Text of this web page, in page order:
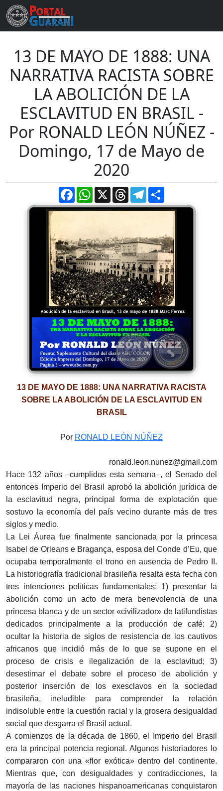
13 DE MAYO DE 1888: UNA
NARRATIVA RACISTA SOBRE
LA ABOLICIÓN DE LA
ESCLAVITUD EN BRASIL -
Por RONALD LEÓN NÚÑEZ -
Domingo, 17 de Mayo de
2020
FacebookWhatsApp
X ThreadsTelegram
13 DE MAYO DE 1888: UNA NARRATIVA RACISTA
SOBRE LA ABOLICIÓN DE LA ESCLAVITUD EN
BRASIL
Por RONALD LEÓN NÚÑEZ
ronald.leon.nunez@gmail.com
Hace 132 años –cumplidos esta semana–, el Senado del
entonces Imperio del Brasil aprobó la abolición jurídica de
la esclavitud negra, principal forma de explotación que
sostuvo la economía del país vecino durante más de tres
siglos y medio.
La Lei Áurea fue finalmente sancionada por la princesa
Isabel de Orleans e Bragança, esposa del Conde d’Eu, que
ocupaba temporalmente el trono en ausencia de Pedro II.
La historiografía tradicional brasileña resalta esta fecha con
tres intenciones políticas fundamentales: 1) presentar la
abolición como un acto de mera benevolencia de una
princesa blanca y de un sector «civilizador» de latifundistas
dedicados principalmente a la producción de café; 2)
ocultar la historia de siglos de resistencia de los cautivos
africanos que incidió más de lo que se supone en el
proceso de crisis e ilegalización de la esclavitud; 3)
desestimar el debate sobre el proceso de abolición y
posterior inserción de los exesclavos en la sociedad
brasileña, ineludible para comprender la relación
indisoluble entre la cuestión racial y la grosera desigualdad
social que desgarra el Brasil actual.
A comienzos de la década de 1860, el Imperio del Brasil
era la principal potencia regional. Algunos historiadores lo
compararon con una «flor exótica» dentro del continente.
Mientras que, con desigualdades y contradicciones, la
mayoría de las naciones hispanoamericanas conquistaron